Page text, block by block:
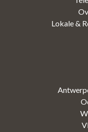
Lokale &